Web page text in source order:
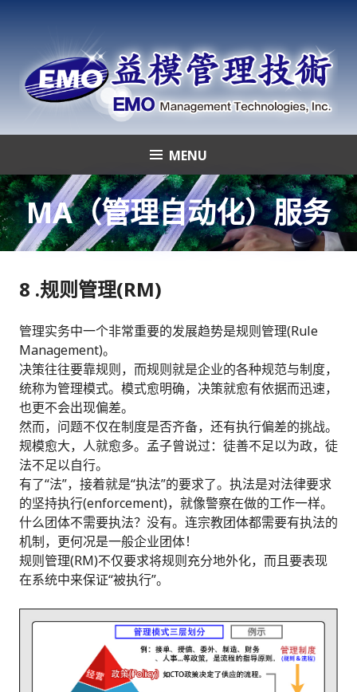
益模管理技術
MENU
MA（管理自动化）服务
8 .规则管理(RM)
管理实务中一个非常重要的发展趋势是规则管理(Rule
Management)。
决策往往要靠规则，而规则就是企业的各种规范与制度，
统称为管理模式。模式愈明确，决策就愈有依据而迅速，
也更不会出现偏差。
然而，问题不仅在制度是否齐备，还有执行偏差的挑战。
规模愈大，人就愈多。孟子曾说过：徒善不足以为政，徒
法不足以自行。
有了“法”，接着就是“执法”的要求了。执法是对法律要求
的坚持执行(enforcement)，就像警察在做的工作一样。
什么团体不需要执法？没有。连宗教团体都需要有执法的
机制，更何况是一般企业团体！
规则管理(RM)不仅要求将规则充分地外化，而且要表现
在系统中来保证“被执行”。